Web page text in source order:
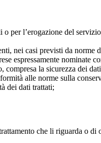
per l’erogazione del
nei casi previsti da norme
espressamente nominate
compresa la sicurezza dei
alle norme sulla
dei dati trattati;
che li riguarda o di